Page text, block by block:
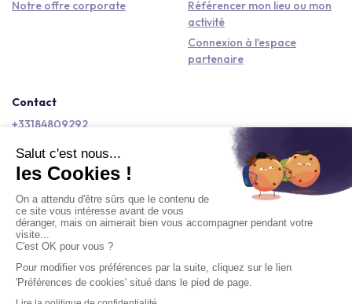
Notre offre corporate
Référencer mon lieu ou mon
activité
Connexion à l'espace
partenaire
Contact
+33184809292
Copyright © 2026 Kactus Tous droits réservés
Conditions générales d'utilisation
Mentions légales
Signaler un contenu